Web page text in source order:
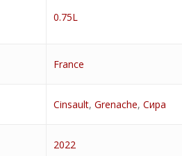
0.75L
France
Cinsault, Grenache, Сира
2022